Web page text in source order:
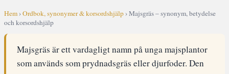
Hem›Ordbok, synonymer & korsordshjälp› Majsgräs – synonym, betydelse
och korsordshjälp
Majsgräs är ett vardagligt namn på unga majsplantor
som används som prydnadsgräs eller djurfoder. Den